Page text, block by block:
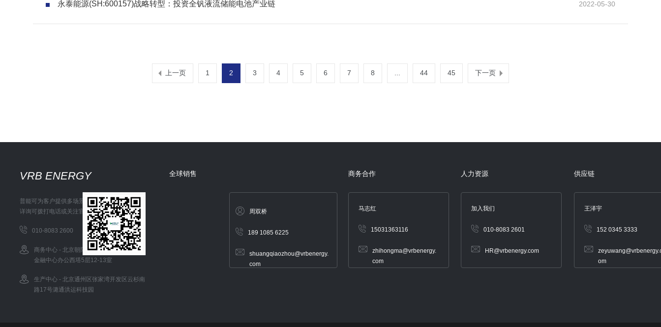
永泰能源(SH:600157)战略转型：投资全钒液流储能电池产业链 2022-05-30
上一页 1 2 3 4 5 6 7 8 44 45 下一页
VRB ENERGY
普能可为客户提供多场景储能解决方案
详询可拨打电话或关注官方微信
010-8083 2600
商务中心 - 北京朝阳区东三环中路1号环球
金融中心办公西塔5层12-13室
生产中心 - 北京通州区张家湾开发区云杉南
路17号潞通洪运科技园
全球销售
周双桥
189 1085 6225
shuangqiaozhou@vrbenergy.
com
商务合作
马志红
15031363116
zhihongma@vrbenergy.
com
人力资源
加入我们
010-8083 2601
HR@vrbenergy.com
供应链
王泽宇
152 0345 3333
om